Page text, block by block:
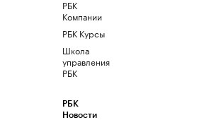
РБК
Компании
РБК Курсы
Школа
управления
РБК
РБК
Новости